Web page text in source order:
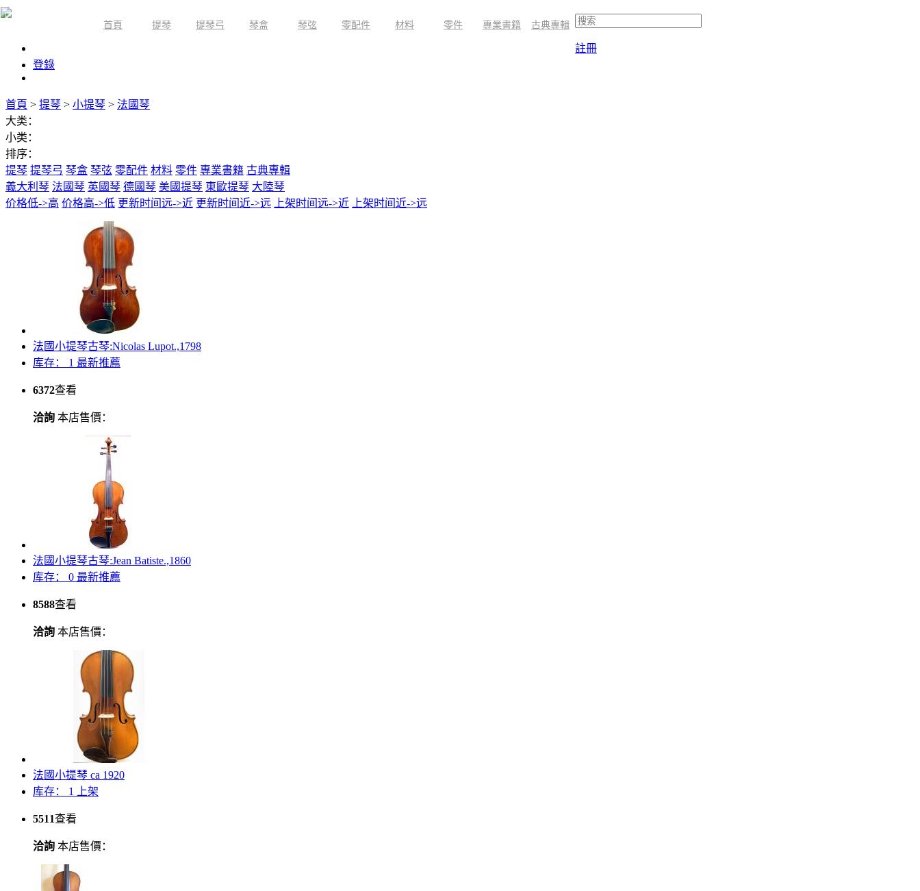
首頁 提琴 提琴弓 琴盒 琴弦 零配件 材料 零件 專業書籍 古典專輯
註冊
登錄
首頁 > 提琴 > 小提琴 > 法國琴
大类：
小类：
排序：
提琴 提琴弓 琴盒 琴弦 零配件 材料 零件 專業書籍 古典專輯
義大利琴 法國琴 英國琴 德國琴 美國提琴 東歐提琴 大陸琴
价格低->高 价格高->低 更新时间远->近 更新时间近->远 上架时间远->近 上架时间近->远
法國小提琴古琴:Nicolas Lupot.,1798
库存： 1 最新推薦
6372查看
洽詢 本店售價：
法國小提琴古琴:Jean Batiste.,1860
库存： 0 最新推薦
8588查看
洽詢 本店售價：
法國小提琴 ca 1920
库存： 1
上架
5511查看
洽詢 本店售價：